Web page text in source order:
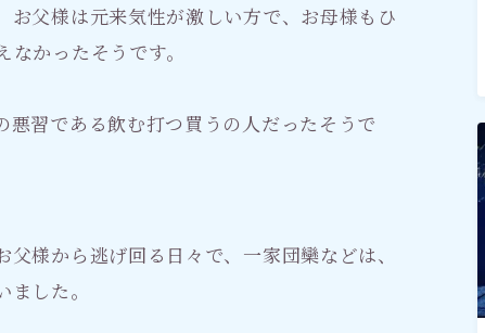
父様は元来気性が激しい方で、お母様もひ
かったそうです。
習である飲む打つ買うの人だったそうで
様から逃げ回る日々で、一家団欒などは、
した。